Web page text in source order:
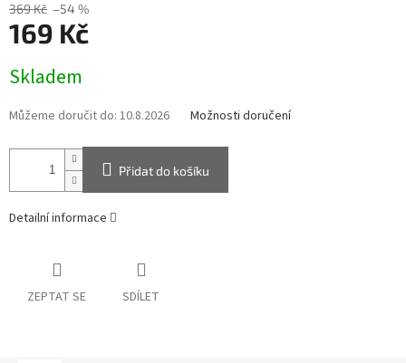
369 Kč –54 %
169 Kč
cena:
Skladem
Můžeme doručit do: 10.8.2026 Možnosti doručení
Přidat do košíku
Detailní informace
ZEPTAT SE SDÍLET